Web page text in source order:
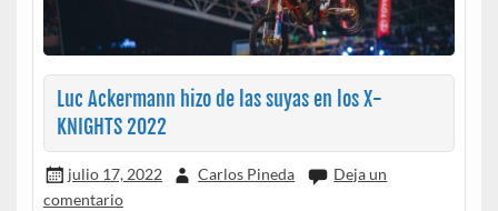
Luc Ackermann hizo de las suyas en los X-
KNIGHTS 2022
julio 17, 2022 Carlos Pineda
Deja un
comentario